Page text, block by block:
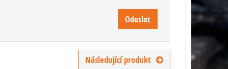
Odeslat
Následující produkt